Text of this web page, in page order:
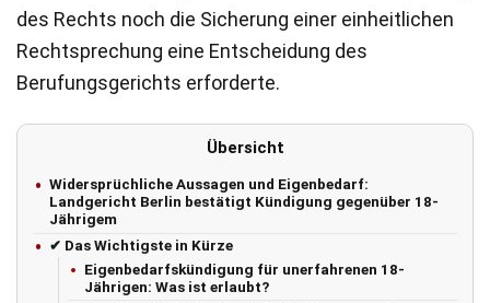
des Rechts noch die Sicherung einer einheitlichen
Rechtsprechung eine Entscheidung des
Berufungsgerichts erforderte.
Übersicht
Widersprüchliche Aussagen und Eigenbedarf:
Landgericht Berlin bestätigt Kündigung gegenüber 18-
Jährigem
✔ Das Wichtigste in Kürze
Eigenbedarfskündigung für unerfahrenen 18-
Jährigen: Was ist erlaubt?